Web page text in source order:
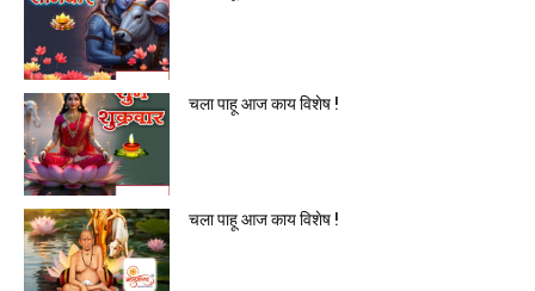
चला पाहू आज काय विशेष !
चला पाहू आज काय विशेष !